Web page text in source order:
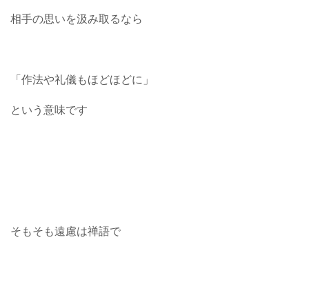
相手の思いを汲み取るなら
「作法や礼儀もほどほどに」
という意味です
そもそも遠慮は禅語で